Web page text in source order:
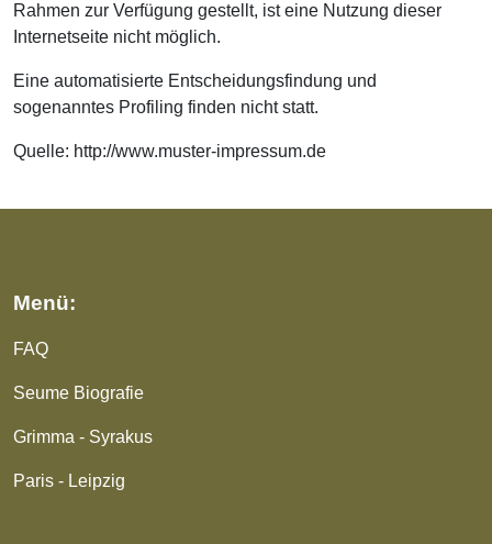
Rahmen zur Verfügung gestellt, ist eine Nutzung dieser
Internetseite nicht möglich.
Eine automatisierte Entscheidungsfindung und
sogenanntes Profiling finden nicht statt.
Quelle: http://www.muster-impressum.de
Menü:
FAQ
Seume Biografie
Grimma - Syrakus
Paris - Leipzig